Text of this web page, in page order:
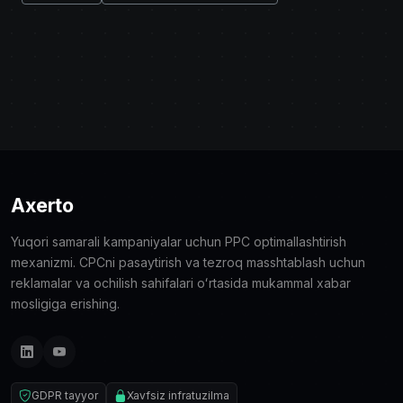
Axerto
Yuqori samarali kampaniyalar uchun PPC optimallashtirish
mexanizmi. CPCni pasaytirish va tezroq masshtablash uchun
reklamalar va ochilish sahifalari oʻrtasida mukammal xabar
mosligiga erishing.
GDPR tayyor Xavfsiz infratuzilma